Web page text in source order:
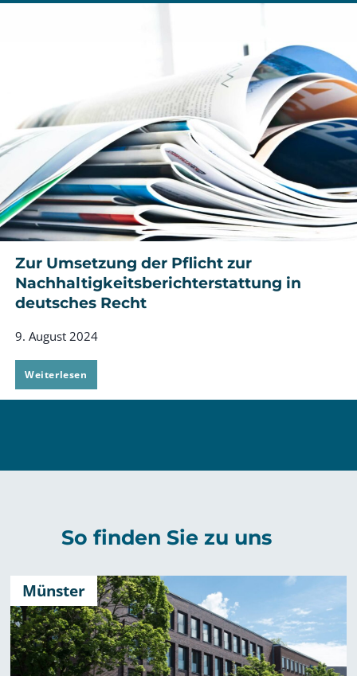
am
Zur Umsetzung der Pflicht zur
Nachhaltigkeitsberichterstattung in
deutsches Recht
9. August 2024
Weiterlesen
Umsetzung
Nachhaltigkeitsberichterstattung
Recht
So finden Sie zu uns
Münster